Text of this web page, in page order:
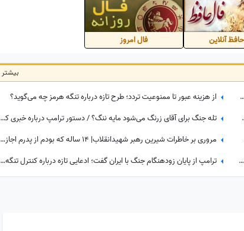
آنلاین فال امروز
بیشتر
آمریکا تا تلاش فشرده دولت برای حل ناترازی برق
از هزینه عبور تا ممنوعیت تردد؛ طرح تازه درباره تنگه هرمز چه می‌گوید؟
تنفیذ ریاست جمهوری+عکس
تله جنگ برای آقای زرنگ می‌شود مایه ننگ؟ / دستور ترامپ درباره خبری که نباید افشا می‌شد
مروری بر خاطرات شیرین رهبر شهیدانقلاب| 14 ساله که بودم از پدرم اجازه می‌گرفتیم و با برادرم به ییلاق می‌رفتیم شب خسته برمی‌گشتیم و می‌خوابیدیم، پدرم ما را ...
ترامپ رفت سراغ یک کشور جدید! + ویدیو / ماجرای امضای ترامپ و سرنوشت این کشور ثروتمند اروپایی
ترامپ از پایان زودهنگام جنگ با ایران گفت؛ ادعایی تازه درباره کنترل تنگه هرمز